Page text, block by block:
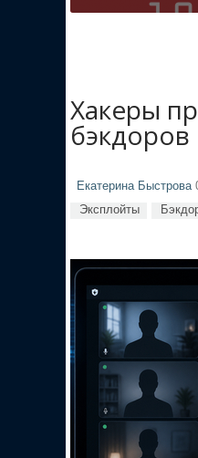
Хакеры
бэкдоров
Екатерина Быстрова
Эксплойты